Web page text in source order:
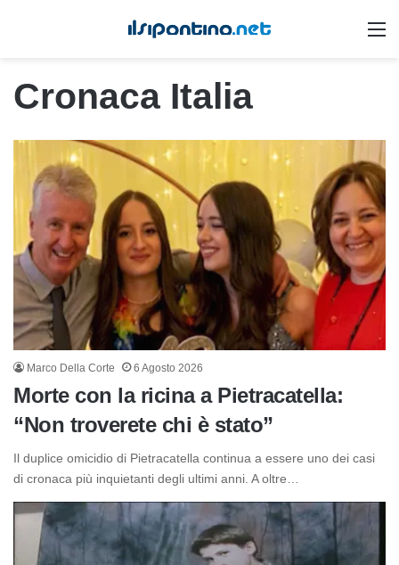
Cronaca Italia
Marco Della Corte 6 Agosto 2026
Morte con la ricina a Pietracatella:
“Non troverete chi è stato”
Il duplice omicidio di Pietracatella continua a essere uno dei casi
di cronaca più inquietanti degli ultimi anni. A oltre…